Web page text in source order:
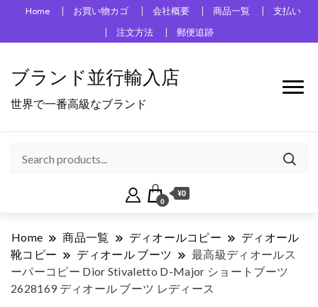
Home お買い物カゴ 会社概要 商品一覧
支払い
注文方法
郵便追跡
ブランド並行輸入店
世界で一番高級なブランド
0
¥0
Home 商品一覧 ディオールコピー
ディオール
靴コピー
ディオール ブーツ
最高級ディオールス
ーパーコピー Dior Stivaletto D-Major ショートブーツ
2628169 ディオール ブーツ レディース